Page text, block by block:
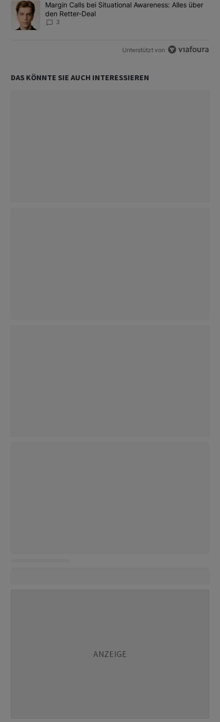
Ein Trendartikel mit dem Titel "Margin Calls bei Situational
Margin Calls bei Situational Awareness: Alles über
den Retter-Deal
3
Unterstützt von
DAS KÖNNTE SIE AUCH INTERESSIEREN